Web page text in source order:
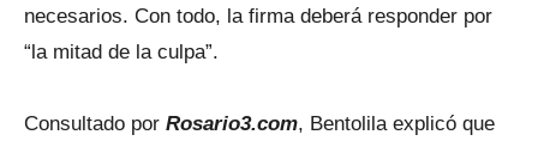
necesarios. Con todo, la firma deberá responder por
“la mitad de la culpa”.
Consultado por Rosario3.com, Bentolila explicó que